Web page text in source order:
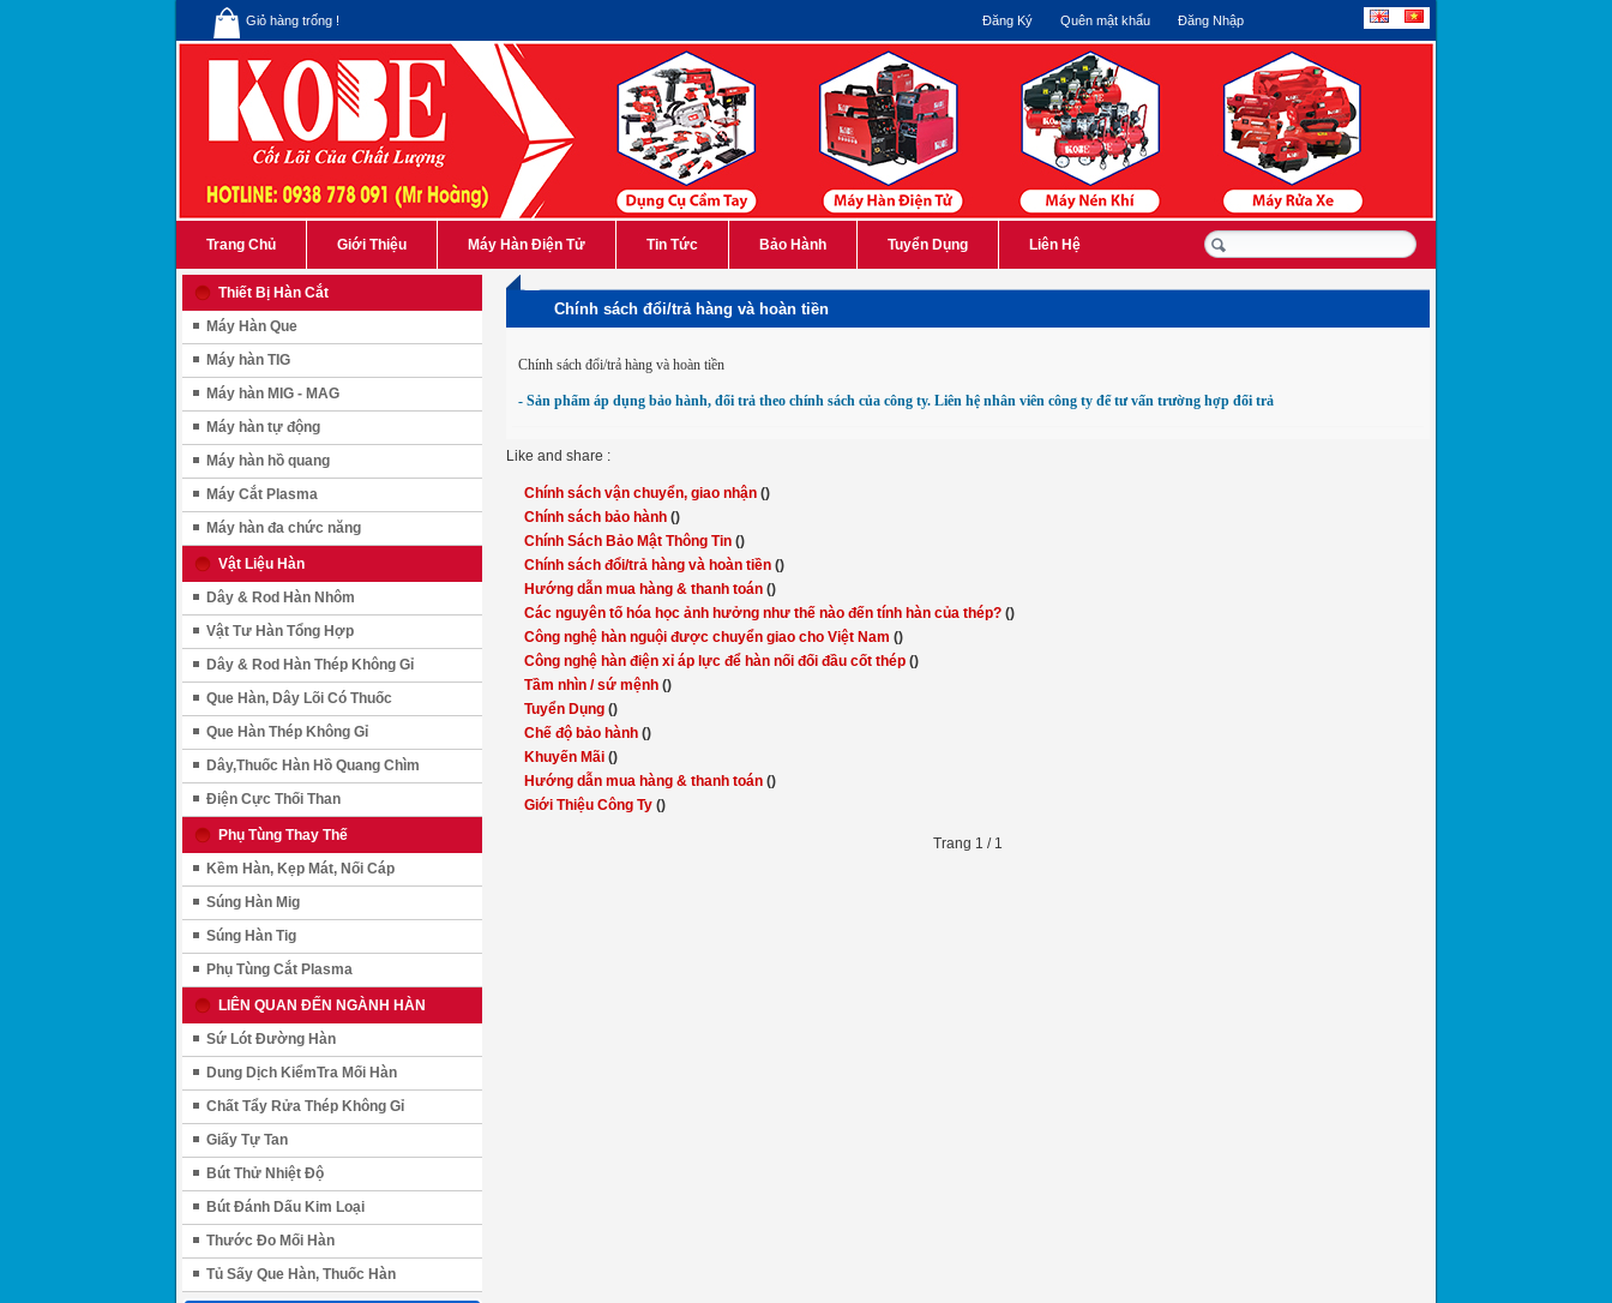
Giỏ hàng trống ! Đăng Ký Quên mật khẩu Đăng Nhập
Trang Chủ Giới Thiệu Máy Hàn Điện Tử Tin Tức Bảo Hành Tuyển Dụng Liên Hệ
Thiết Bị Hàn Cắt
Máy Hàn Que
Máy hàn TIG
Máy hàn MIG - MAG
Máy hàn tự động
Máy hàn hồ quang
Máy Cắt Plasma
Máy hàn đa chức năng
Vật Liệu Hàn
Dây & Rod Hàn Nhôm
Vật Tư Hàn Tổng Hợp
Dây & Rod Hàn Thép Không Gỉ
Que Hàn, Dây Lõi Có Thuốc
Que Hàn Thép Không Gỉ
Dây,Thuốc Hàn Hồ Quang Chìm
Điện Cực Thối Than
Phụ Tùng Thay Thế
Kềm Hàn, Kẹp Mát, Nối Cáp
Súng Hàn Mig
Súng Hàn Tig
Phụ Tùng Cắt Plasma
LIÊN QUAN ĐẾN NGÀNH HÀN
Sứ Lót Đường Hàn
Dung Dịch KiểmTra Mối Hàn
Chất Tẩy Rửa Thép Không Gỉ
Giấy Tự Tan
Bút Thử Nhiệt Độ
Bút Đánh Dấu Kim Loại
Thước Đo Mối Hàn
Tủ Sấy Que Hàn, Thuốc Hàn
Chính sách đổi/trả hàng và hoàn tiền
Chính sách đổi/trả hàng và hoàn tiền
- Sản phẩm áp dụng bảo hành, đổi trả theo chính sách của công ty. Liên hệ nhân viên công ty để tư vấn trường hợp đổi trả
Like and share :
Chính sách vận chuyển, giao nhận ()
Chính sách bảo hành ()
Chính Sách Bảo Mật Thông Tin ()
Chính sách đổi/trả hàng và hoàn tiền ()
Hướng dẫn mua hàng & thanh toán ()
Các nguyên tố hóa học ảnh hưởng như thế nào đến tính hàn của thép? ()
Công nghệ hàn nguội được chuyển giao cho Việt Nam ()
Công nghệ hàn điện xỉ áp lực để hàn nối đối đầu cốt thép ()
Tầm nhìn / sứ mệnh ()
Tuyển Dụng ()
Chế độ bảo hành ()
Khuyến Mãi ()
Hướng dẫn mua hàng & thanh toán ()
Giới Thiệu Công Ty ()
Trang 1 / 1